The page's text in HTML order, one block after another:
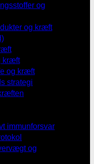
og
og kræft
kræft
og kræft
strategi
immunforsvar
og